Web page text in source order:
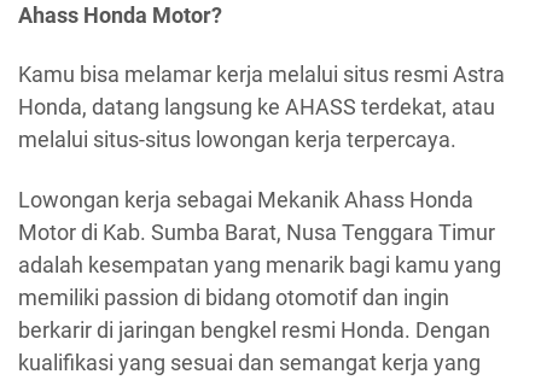
Ahass Honda Motor?
Kamu bisa melamar kerja melalui situs resmi Astra
Honda, datang langsung ke AHASS terdekat, atau
melalui situs-situs lowongan kerja terpercaya.
Lowongan kerja sebagai Mekanik Ahass Honda
Motor di Kab. Sumba Barat, Nusa Tenggara Timur
adalah kesempatan yang menarik bagi kamu yang
memiliki passion di bidang otomotif dan ingin
berkarir di jaringan bengkel resmi Honda. Dengan
kualifikasi yang sesuai dan semangat kerja yang